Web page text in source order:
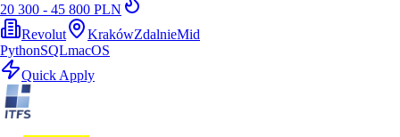
20 300 - 45 800 PLN
Revolut
KrakówZdalnieMid
PythonSQLmacOS
Quick Apply